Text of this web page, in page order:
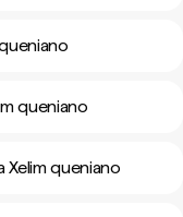
queniano
Xelim queniano